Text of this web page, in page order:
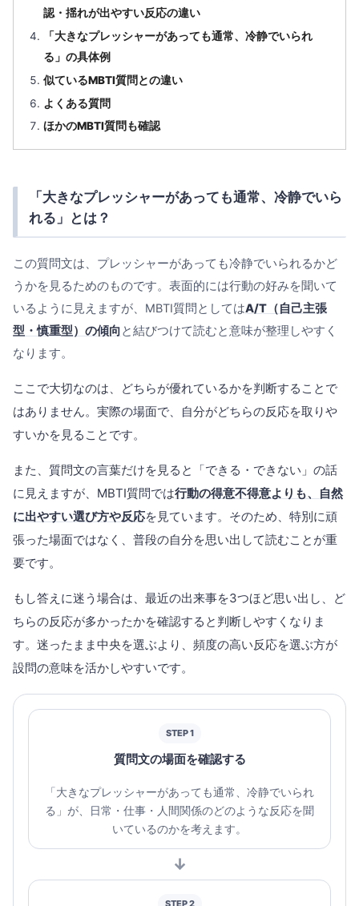
認・揺れが出やすい反応の違い
「大きなプレッシャーがあっても通常、冷静でいられ
る」の具体例
似ているMBTI質問との違い
よくある質問
ほかのMBTI質問も確認
「大きなプレッシャーがあっても通常、冷静でいら
れる」とは？
この質問文は、プレッシャーがあっても冷静でいられるかど
うかを見るためのものです。表面的には行動の好みを聞いて
いるように見えますが、MBTI質問としてはA/T（自己主張
型・慎重型）の傾向と結びつけて読むと意味が整理しやすく
なります。
ここで大切なのは、どちらが優れているかを判断することで
はありません。実際の場面で、自分がどちらの反応を取りや
すいかを見ることです。
また、質問文の言葉だけを見ると「できる・できない」の話
に見えますが、MBTI質問では行動の得意不得意よりも、自然
に出やすい選び方や反応を見ています。そのため、特別に頑
張った場面ではなく、普段の自分を思い出して読むことが重
要です。
もし答えに迷う場合は、最近の出来事を3つほど思い出し、ど
ちらの反応が多かったかを確認すると判断しやすくなりま
す。迷ったまま中央を選ぶより、頻度の高い反応を選ぶ方が
設問の意味を活かしやすいです。
STEP 1
質問文の場面を確認する
「大きなプレッシャーがあっても通常、冷静でいられ
る」が、日常・仕事・人間関係のどのような反応を聞
いているのかを考えます。
↓